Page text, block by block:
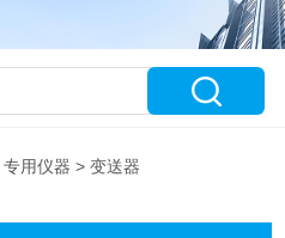
专用仪器 > 变送器